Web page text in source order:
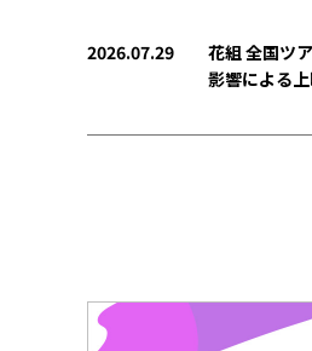
2026.07.29
花組 全国ツ
影響による